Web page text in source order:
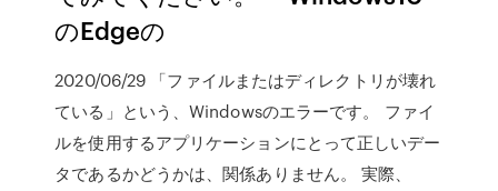
のEdgeの
2020/06/29 「ファイルまたはディレクトリが壊れ
ている」という、Windowsのエラーです。 ファイ
ルを使用するアプリケーションにとって正しいデー
タであるかどうかは、関係ありません。 実際、